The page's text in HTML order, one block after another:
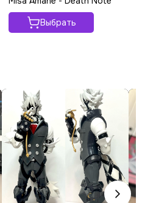
Выбрать